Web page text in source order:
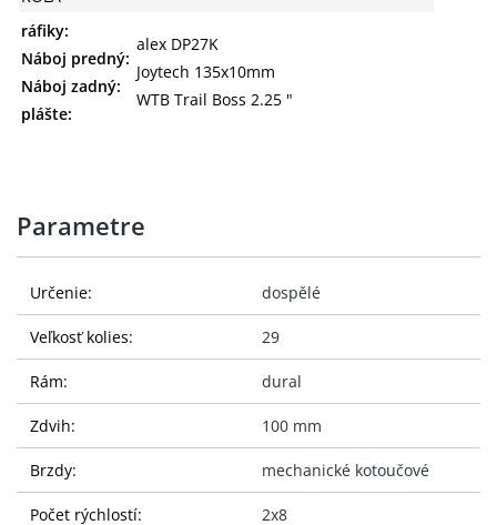
ráfiky:
Náboj predný:
Náboj zadný:
plášte:
alex DP27K
Joytech 135x10mm
WTB Trail Boss 2.25 "
Parametre
Určenie: dospělé
Veľkosť kolies: 29
Rám: dural
Zdvih: 100 mm
Brzdy: mechanické kotoučové
Počet rýchlostí: 2x8